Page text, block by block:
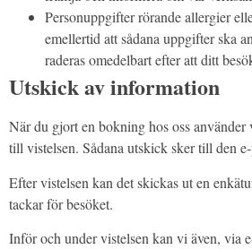
Personuppgifter rörande allergier
emellertid att sådana uppgifter ska
raderas omedelbart efter att ditt
Utskick av information
När du gjort en bokning hos oss
till vistelsen. Sådana utskick sker till den
Efter vistelsen kan det skickas ut en
tackar för besöket.
Inför och under vistelsen kan vi även, via